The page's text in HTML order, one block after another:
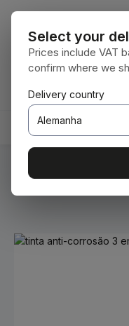
o conteúdo principal
Saltar para a pesquisa
Saltar para a
HOME
Você está aqui:
Ignorar galeria de
Select your
Prices include VAT
confirm where we
Delivery country